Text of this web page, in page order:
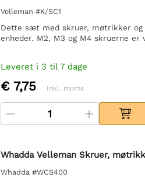
Velleman #K/SC1
Dette sæt med skruer, møtrikker og
enheder. M2, M3 og M4 skruerne
Leveret i 3 til 7 dage
€ 7,75 Inkl. moms
Whadda Velleman Skruer,
Whadda #WCS400